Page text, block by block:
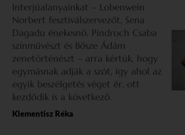
Interjúalanyainkat – Lobenwein
Norbert fesztiválszervezőt, Sena
Dagadu énekesnő, Pindroch Csaba
színművészt és Bősze Ádám
zenetörténészt – arra kértük, hogy
egymásnak adják a szót, így ahol az
egyik beszélgetés véget ér, ott
kezdődik is a következő.
Klementisz Réka